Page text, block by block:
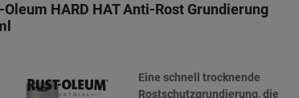
Oleum HARD HAT Anti-Rost Grundierung
Eine schnell trocknende
Rostschutzgrundierung, die